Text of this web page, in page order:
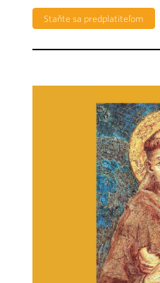
Staňte sa predplatiteľom